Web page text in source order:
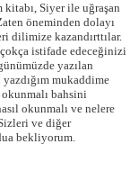
kitabı, Siyer ile uğraşan
öneminden dolayı
dilimize kazandırttılar.
istifade edeceğinizi
yazılan
mukaddime
bahsini
okunmalı ve nelere
ve diğer
bekliyorum.